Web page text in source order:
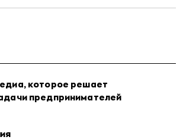
которое решает
предпринимателей